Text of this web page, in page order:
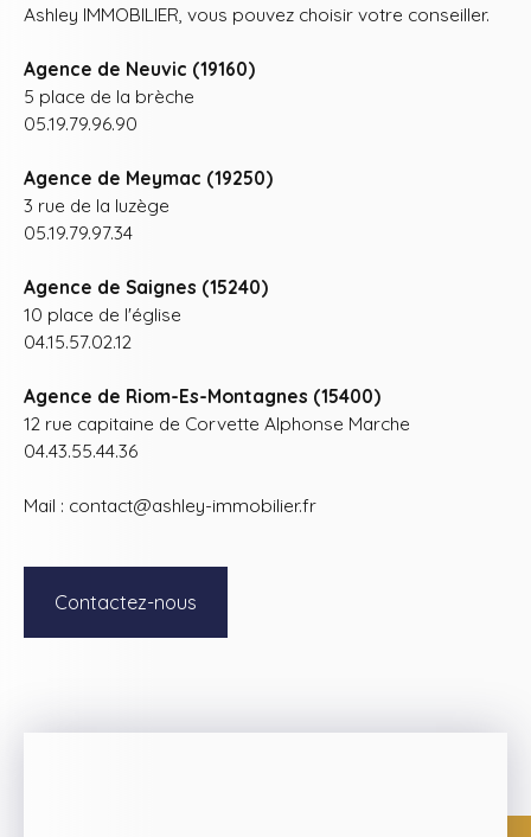
Ashley IMMOBILIER, vous pouvez choisir votre conseiller.
Agence de Neuvic (19160)
5 place de la brèche
05.19.79.96.90
Agence de Meymac (19250)
3 rue de la luzège
05.19.79.97.34
Agence de Saignes (15240)
10 place de l'église
04.15.57.02.12
Agence de Riom-Es-Montagnes (15400)
12 rue capitaine de Corvette Alphonse Marche
04.43.55.44.36
Mail : contact@ashley-immobilier.fr
Contactez-nous